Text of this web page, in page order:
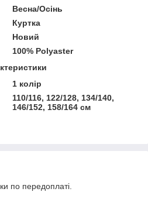
Весна/Осінь
Куртка
Новий
100% Polyaster
1 колір
110/116, 122/128, 134/140,
146/152, 158/164 см
по передоплаті.